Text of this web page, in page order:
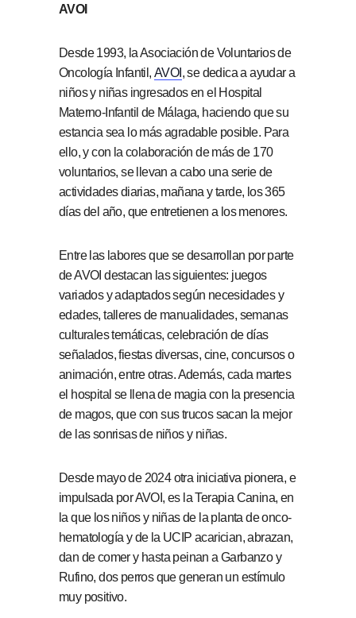
AVOI
Desde 1993, la Asociación de Voluntarios de
Oncología Infantil,AVOI , se dedica a ayudar a
niños y niñas ingresados en el Hospital
Materno-Infantil de Málaga, haciendo que su
estancia sea lo más agradable posible. Para
ello, y con la colaboración de más de 170
voluntarios, se llevan a cabo una serie de
actividades diarias, mañana y tarde, los 365
días del año, que entretienen a los menores.
Entre las labores que se desarrollan por parte
de AVOI destacan las siguientes: juegos
variados y adaptados según necesidades y
edades, talleres de manualidades, semanas
culturales temáticas, celebración de días
señalados, fiestas diversas, cine, concursos o
animación, entre otras. Además, cada martes
el hospital se llena de magia con la presencia
de magos, que con sus trucos sacan la mejor
de las sonrisas de niños y niñas.
Desde mayo de 2024 otra iniciativa pionera, e
impulsada por AVOI, es la Terapia Canina, en
la que los niños y niñas de la planta de onco-
hematología y de la UCIP acarician, abrazan,
dan de comer y hasta peinan a Garbanzo y
Rufino, dos perros que generan un estímulo
muy positivo.